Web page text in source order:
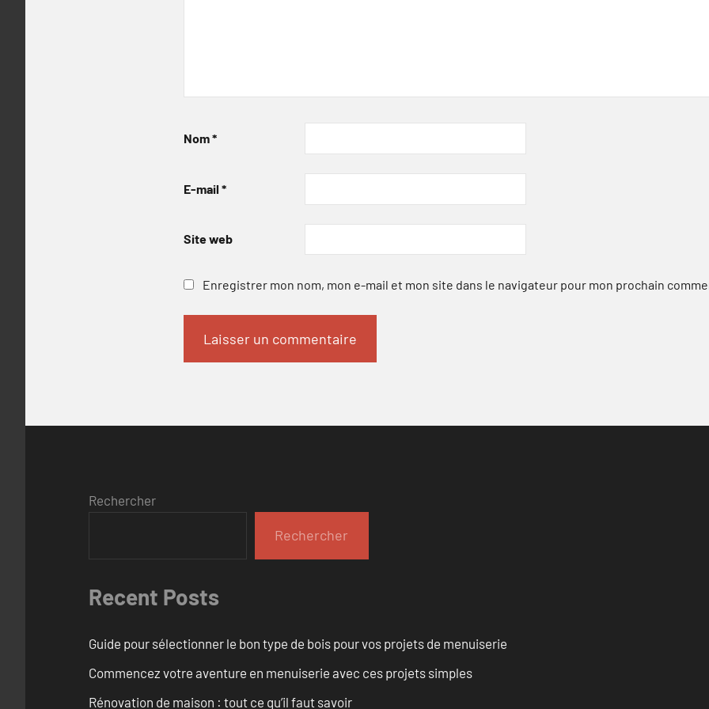
Nom*
E-mail *
Site web
Enregistrer mon nom, mon e-mail et mon site dans le navigateur pour mon prochain
Rechercher
Rechercher
Recent Posts
Guide pour sélectionner le bon type de bois pour vos projets de menuiserie
Commencez votre aventure en menuiserie avec ces projets simples
Rénovation de maison : tout ce qu’il faut savoir